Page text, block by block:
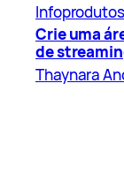
Infoprodutos
Crie uma
de
Thaynara